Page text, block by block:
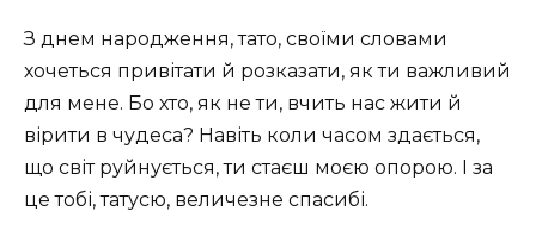
З днем народження, тато, своїми словами
хочеться привітати й розказати, як ти важливий
для мене. Бо хто, як не ти, вчить нас жити й
вірити в чудеса? Навіть коли часом здається,
що світ руйнується, ти стаєш моєю опорою. І за
це тобі, татусю, величезне спасибі.